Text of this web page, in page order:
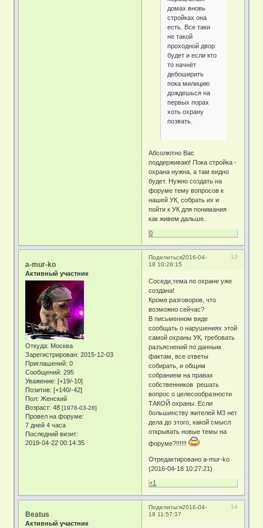
домах вновь
стройках она
есть. Все таки
не такой
проходной двор
будет и если кто
то начнёт
дебоширить
пока милицию
дождешься на
первых порах
хоть охрану
позвать.
Абсолютно Вас
поддерживаю! Пока стройка -
охрана нужна, а там видно
будет. Нужно создать на
форуме тему вопросов к
нашей УК, собрать их и
пойти к УК для понимания
как живем дальше.
0
Поделиться 13
2016-04-
18 10:26:15
a-mur-ko
Активный участник
Откуда: Москва
Зарегистрирован: 2015-12-03
Приглашений: 0
Сообщений: 295
Уважение: [+19/-10]
Позитив: [+140/-42]
Пол: Женский
Возраст: 48[1978-03-28]
Провел на форуме:
7 дней 4 часа
Последний визит:
2019-04-22 00:14:35
Соседи,тема по охране уже
создана!
Кроме разговоров, что
возможно сейчас?
В письменном виде
сообщать о нарушениях этой
самой охраны УК, требовать
разъяснений по данным
фактам, все ответы
собирать, и общим
собранием на правах
собственников решать
вопрос о целесообразности
ТАКОЙ охраны. Если
большинству жителей М3 нет
дела до этого, какой смысл
открывать новые темы на
форуме?!!!!!!
Отредактировано a-mur-ko
(2016-04-18 10:27:21)
+1
Поделиться 14
2016-04-
18 11:57:37
Beatus
Активный участник